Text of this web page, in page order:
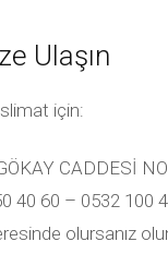
Ulaşın
için:
CADDESİ
40 60 – 0532 100
olursanız